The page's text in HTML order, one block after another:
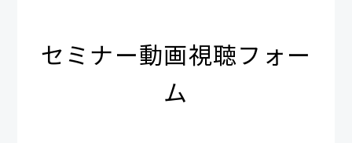
セミナー動画視聴フォー
ム